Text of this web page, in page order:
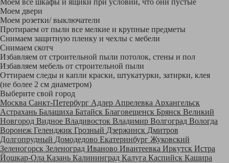
Моем все шкафы и ящики при условии, что они пустые
Моем двери
Моем розетки/ выключатели
Протираем от пыли все мелкие и крупные предметы
Снимаем защитную пленку и чехлы с мебели
Снимаем скотч
Избавляем от строительной пыли потолок, стены и пол
Избавляем мебель от строительной пыли
Оттираем следы и капли краски, штукатурки, затирки, клея
(не более 2 см диаметром)
Выберите свой город
Москва Санкт-Петербург Адлер Апрелевка Архангельск
Астрахань Балашиха Батайск Благовещенск Брянск Великий
Новгород Видное Владивосток Владимир Волгоград Вологда
Воронеж Геленджик Грозный Дзержинск Дмитров
Долгопрудный Домодедово Екатеринбург Жуковский
Зеленогорск Зеленоград Иваново Ивантеевка Иркутск Истра
Йошкар-Ола Казань Калининград Калуга Каспийск Кашира